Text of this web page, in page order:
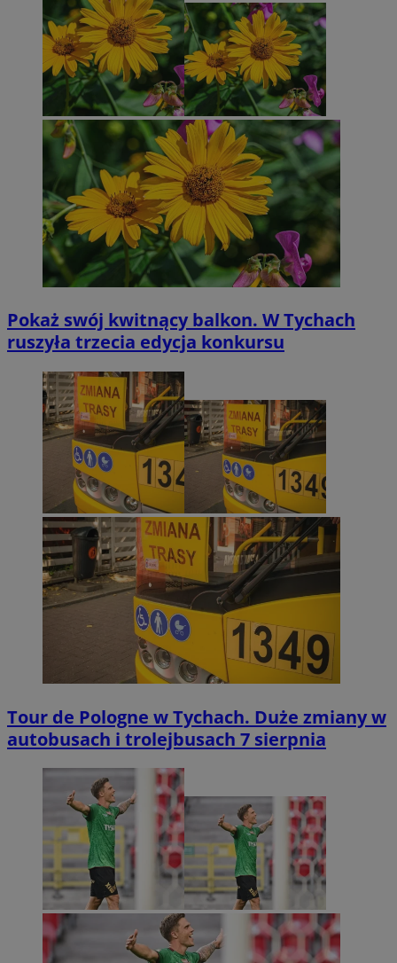
Pokaż swój kwitnący balkon. W Tychach
ruszyła trzecia edycja konkursu
Tour de Pologne w Tychach. Duże zmiany w
autobusach i trolejbusach 7 sierpnia